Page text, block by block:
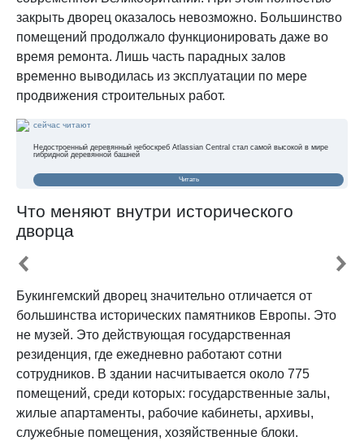
закрыть дворец оказалось невозможно. Большинство
помещений продолжало функционировать даже во
время ремонта. Лишь часть парадных залов
временно выводилась из эксплуатации по мере
продвижения строительных работ.
сейчас читают
Недостроенный деревянный небоскреб Atlassian Central стал самой высокой в мире
гибридной деревянной башней
Читать
Что меняют внутри исторического
дворца
Букингемский дворец значительно отличается от
большинства исторических памятников Европы. Это
не музей. Это действующая государственная
резиденция, где ежедневно работают сотни
сотрудников. В здании насчитывается около 775
помещений, среди которых: государственные залы,
жилые апартаменты, рабочие кабинеты, архивы,
служебные помещения, хозяйственные блоки.